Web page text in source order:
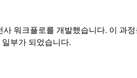
사 워크플로를 개발했습니다. 이
부가 되었습니다.